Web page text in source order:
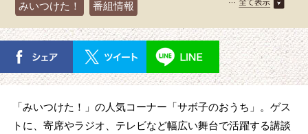
みいつけた！ 番組情報
「みいつけた！」の人気コーナー「サボ子のおうち」。ゲス
トに、寄席やラジオ、テレビなど幅広い舞台で活躍する講談